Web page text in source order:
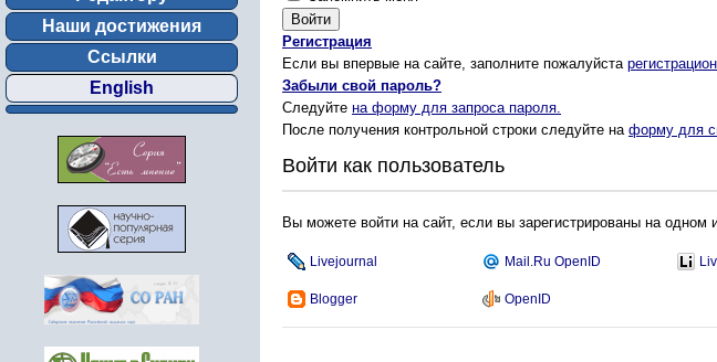
Наши достижения
Ссылки
English
Регистрация
Если вы впервые на сайте, заполните пожалуйста
Забыли свой пароль?
Следуйте на форму для запроса пароля.
После получения контрольной строки следуйте на форму для
Войти как пользователь
Вы можете войти на сайт, если вы зарегистрированы на одном
Livejournal Mail.Ru OpenID
Blogger OpenID